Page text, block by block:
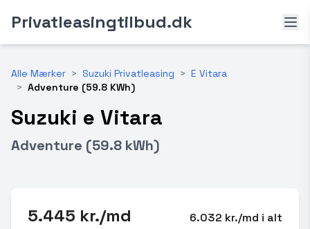
Privatleasingtilbud.dk
Alle Mærker > Suzuki Privatleasing > E Vitara
> Adventure (59.8 KWh)
Suzuki e Vitara
Adventure (59.8 kWh)
5.445 kr./md 6.032 kr./md i alt